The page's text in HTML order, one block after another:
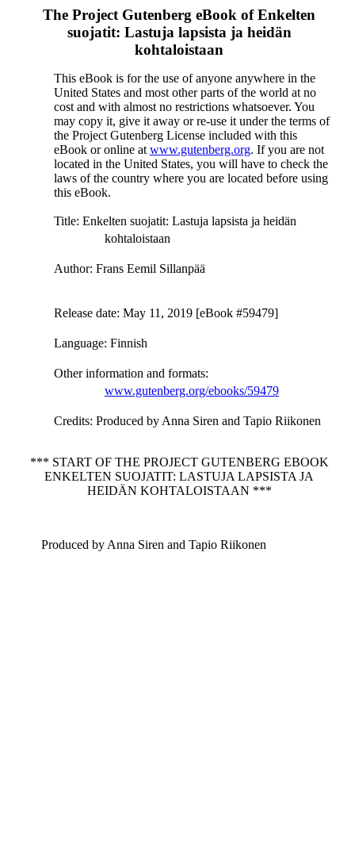
The Project Gutenberg eBook ofEnkelten
suojatit: Lastuja lapsista ja heidän
kohtaloistaan
This eBook is for the use of anyone anywhere in the
United States and most other parts of the world at no
cost and with almost no restrictions whatsoever. You
may copy it, give it away or re-use it under the terms of
the Project Gutenberg License included with this
eBook or online at www.gutenberg.org. If you are not
located in the United States, you will have to check the
laws of the country where you are located before using
this eBook.
Title: Enkelten suojatit: Lastuja lapsista ja heidän
kohtaloistaan
Author: Frans Eemil Sillanpää
Release date: May 11, 2019 [eBook #59479]
Language: Finnish
Other information and formats:
www.gutenberg.org/ebooks/59479
Credits: Produced by Anna Siren and Tapio Riikonen
*** START OF THE PROJECT GUTENBERG EBOOK
ENKELTEN SUOJATIT: LASTUJA LAPSISTA JA
HEIDÄN KOHTALOISTAAN ***
Produced by Anna Siren and Tapio Riikonen